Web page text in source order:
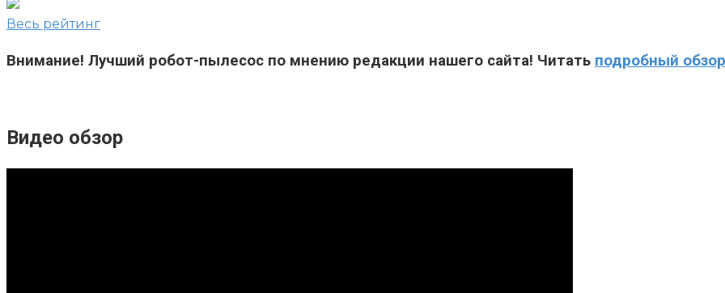
Весь рейтинг
Внимание! Лучший робот-пылесос по мнению редакции нашего сайта! Читать подробный обзор
Видео обзор